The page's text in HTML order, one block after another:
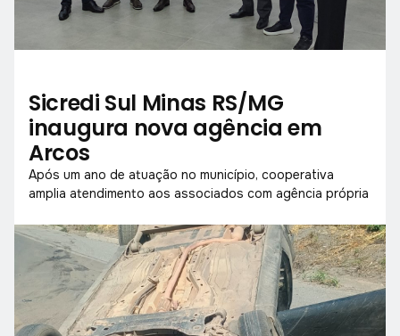
Sicredi Sul Minas RS/MG
inaugura nova agência em
Arcos
Após um ano de atuação no município, cooperativa
amplia atendimento aos associados com agência própria